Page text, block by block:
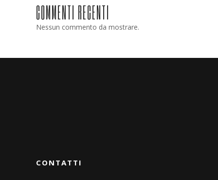
COMMENTI RECENTI
Nessun commento da mostrare.
CONTATTI